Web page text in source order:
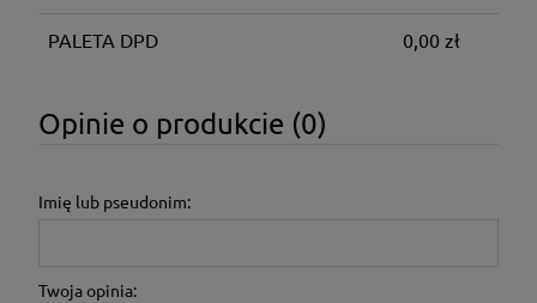
PALETA DPD 0,00 zł
Opinie o produkcie (0)
Imię lub pseudonim:
Twoja opinia: